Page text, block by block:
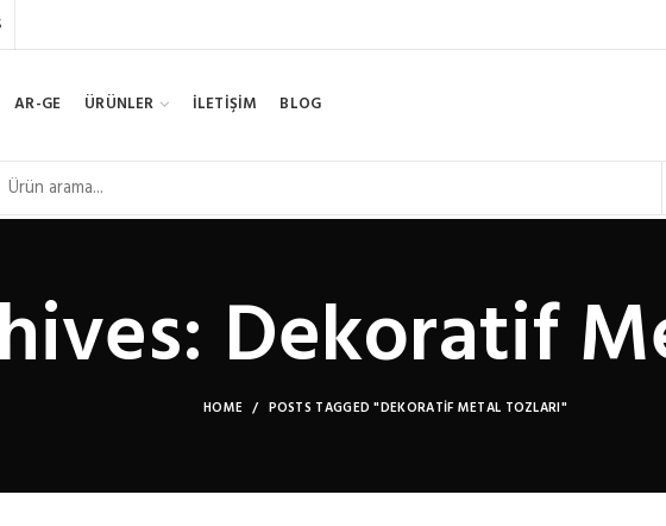
AR-GE ÜRÜNLER İLETİŞİM BLOG
Dekoratif
HOME POSTS TAGGED "DEKORATIF METAL TOZLARI"